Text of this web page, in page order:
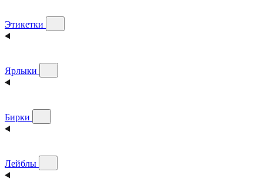
Этикетки
Ярлыки
Бирки
Лейблы